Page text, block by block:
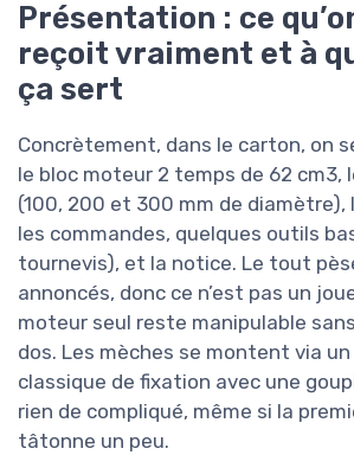
Présentation : ce
reçoit vraiment et à
ça sert
Concrètement, dans le carton, on
le bloc moteur 2 temps de 62 cm3,
(100, 200 et 300 mm de diamètre),
les commandes, quelques outils
tournevis), et la notice. Le tout
annoncés, donc ce n’est pas un
moteur seul reste manipulable
dos. Les mèches se montent via
classique de fixation avec une
rien de compliqué, même si la
tâtonne un peu.